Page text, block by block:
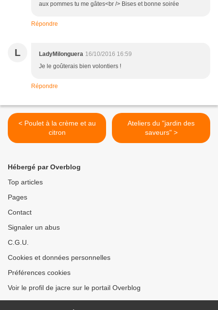
aux pommes tu me gâtes<br /> Bises et bonne soirée
Répondre
L LadyMilonguera 16/10/2016 16:59
Je le goûterais bien volontiers !
Répondre
< Poulet à la crème et au
citron
Ateliers du "jardin des
saveurs" >
Hébergé par Overblog
Top articles
Pages
Contact
Signaler un abus
C.G.U.
Cookies et données personnelles
Préférences cookies
Voir le profil de jacre sur le portail Overblog